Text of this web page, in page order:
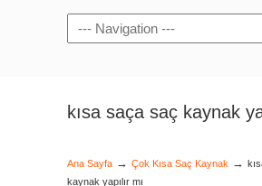
Navigation
kısa saça saç kaynak
Ana Sayfa → Çok Kısa Saç Kaynak →
kaynak yapılır mı